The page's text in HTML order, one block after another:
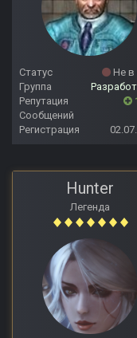
Статус
Не в
Группа
Репутация
Сообщений
Регистрация
Hunter
Легенда